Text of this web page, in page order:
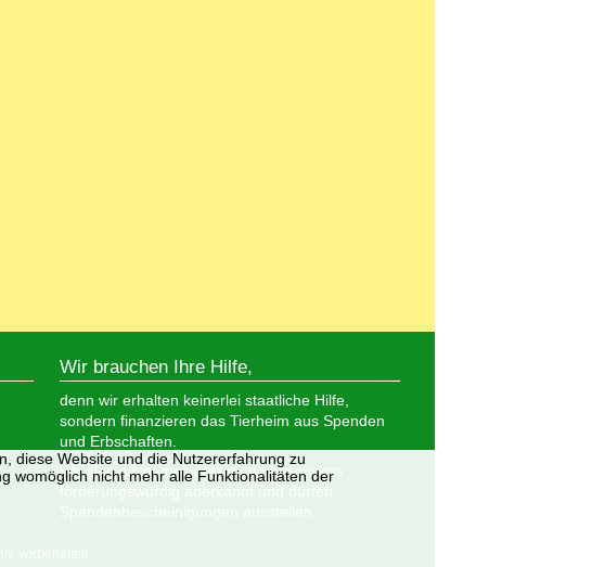
Wir brauchen Ihre Hilfe,
denn wir erhalten keinerlei staatliche Hilfe,
sondern finanzieren das Tierheim aus Spenden
und Erbschaften.
Wir sind als gemeinnützig und besonders
förderungswürdig anerkannt und dürfen
Spendenbescheinigungen ausstellen.
vorbehalten.
diese Website und die Nutzererfahrung zu
womöglich nicht mehr alle Funktionalitäten der